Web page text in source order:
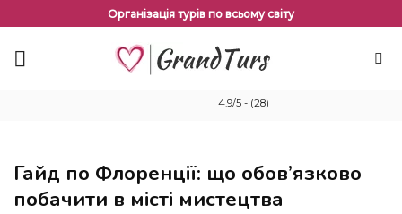
змісту
Організація турів по всьому світу
4.9/5 - (28)
Гайд по Флоренції: що обов’язково
побачити в місті мистецтва